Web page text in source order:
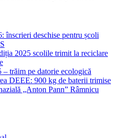
înscrieri deschise pentru școli
2025 scolile trimit la reciclare
trăim pe datorie ecologică
DEEE: 900 kg de baterii trimise
„Anton Pann” Râmnicu